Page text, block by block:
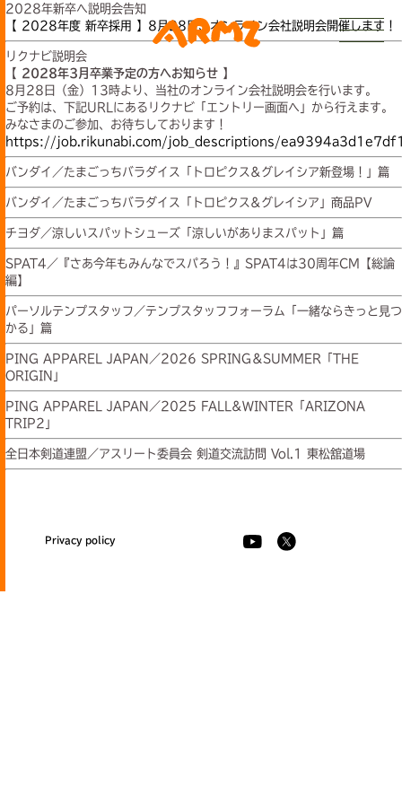
2028年新卒へ説明会告知
【 2028年度 新卒採用 】8月28日、オンライン会社説明会開催します！
リクナビ説明会
【 2028年3月卒業予定の方へお知らせ 】
8月28日（金）13時より、当社のオンライン会社説明会を行います。
ご予約は、下記URLにあるリクナビ「エントリー画面へ」から行えます。
みなさまのご参加、お待ちしております！
https://job.rikunabi.com/job_descriptions/
バンダイ／たまごっちバラダイス「トロピクス&グレイシア新登場！」篇
バンダイ／たまごっちバラダイス「トロピクス&グレイシア」商品PV
チヨダ／涼しいスパットシューズ「涼しいがありまスパット」篇
SPAT4／『さあ今年もみんなでスパろう！』SPAT4は30周年CM【総論
編】
パーソルテンプスタッフ／テンプスタッフフォーラム「一緒ならきっと見つ
かる」篇
PING APPAREL JAPAN／2026 SPRING＆SUMMER「THE
ORIGIN」
PING APPAREL JAPAN／2025 FALL&WINTER「ARIZONA
TRIP2」
全日本剣道連盟／アスリート委員会 剣道交流訪問 Vol.1 東松舘道場
Privacy policy